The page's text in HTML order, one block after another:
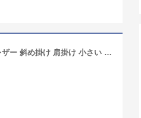
DRESSTERIOR スマホショルダーバッグ (チェスキー) No.866101 革 レザー 斜め掛け 肩掛け 小さい 小さめ ギフト 男性 メンズ ミニバッグ お出かけ 旅行 女性 レディース 縦型 カジュアル コンパクト OL プレゼント ユニセックス 牛革 本革 サブバッグ